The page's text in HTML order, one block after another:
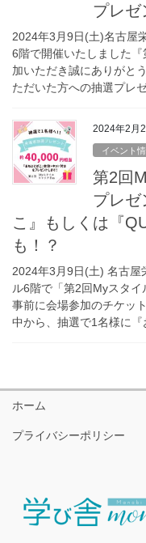
プレゼ
2024年3月9日(土)名古屋
6階で開催いたしました
加いただき誠にありがと
ただいた方への抽選プレ
2024年2月
イベント
第2回
プレゼ
こ』もしくは『
も！？
2024年3月9日(土) 名古屋
ル6階で「第2回Myスタ
事前に会場参加のチケッ
中から、抽選で1名様に
ホーム
プライバシーポリシー